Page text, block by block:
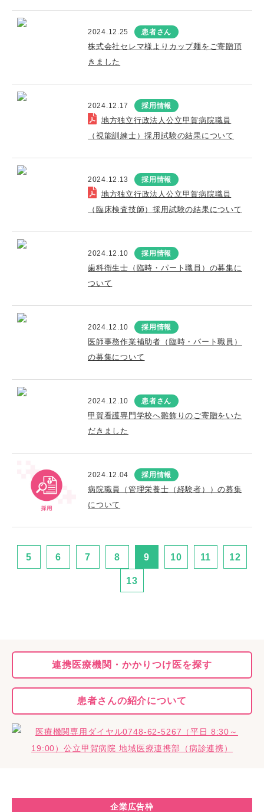
2024.12.25 患者さん
株式会社セレマ様よりカップ麺をご寄贈頂
きました
2024.12.17 採用情報
地方独立行政法人公立甲賀病院職員
（視能訓練士）採用試験の結果について
2024.12.13 採用情報
地方独立行政法人公立甲賀病院職員
（臨床検査技師）採用試験の結果について
2024.12.10 採用情報
歯科衛生士（臨時・パート職員）の募集に
ついて
2024.12.10 採用情報
医師事務作業補助者（臨時・パート職員）
の募集について
2024.12.10 患者さん
甲賀看護専門学校へ雛飾りのご寄贈をいた
だきました
2024.12.04 採用情報
病院職員（管理栄養士（経験者））の募集
について
5 6 7 8 9 10 11 12
13
連携医療機関・かかりつけ医を探す
患者さんの紹介について
企業広告枠